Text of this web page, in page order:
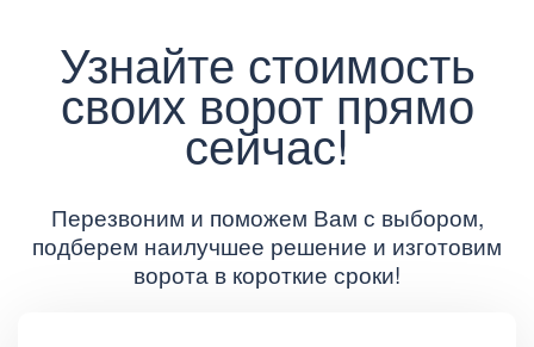
Узнайте стоимость
своих ворот прямо
сейчас!
Перезвоним и поможем Вам с выбором,
подберем наилучшее решение и изготовим
ворота в короткие сроки!